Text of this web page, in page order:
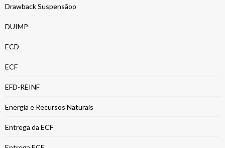
Drawback Suspensãoo
DUIMP
ECD
ECF
EFD-REINF
Energia e Recursos Naturais
Entrega da ECF